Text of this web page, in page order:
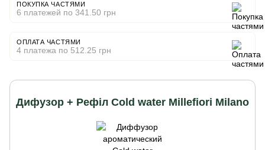
ПОКУПКА ЧАСТЯМИ
6 платежей по 341.50 грн
ОПЛАТА ЧАСТЯМИ
4 платежа по 512.25 грн
Дифузор + Рефіл Cold water Millefiori Milano